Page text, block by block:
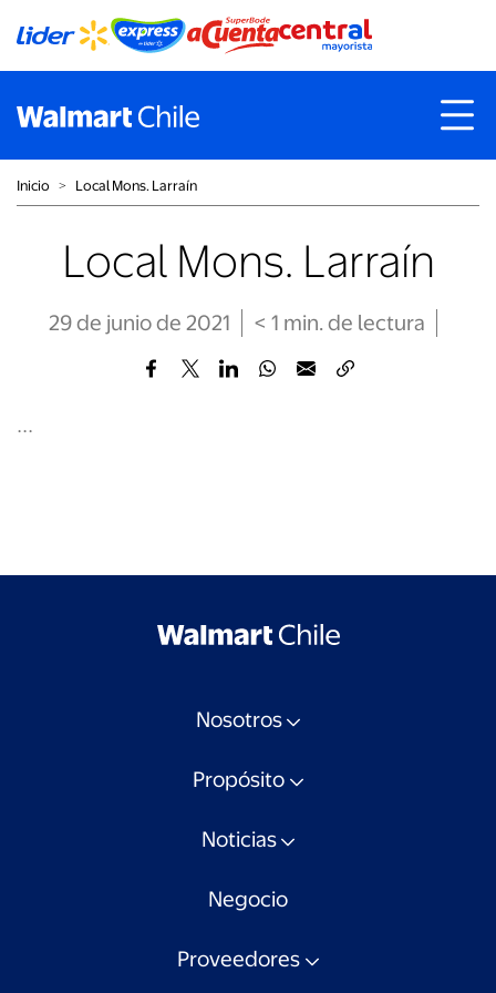
Inicio ˃ Local Mons. Larraín
Local Mons. Larraín
29 de junio de 2021 < 1 min. de lectura
...
Nosotros
Propósito
Noticias
Negocio
Proveedores